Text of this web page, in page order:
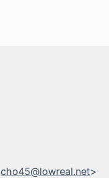
cho45@lowreal.net>